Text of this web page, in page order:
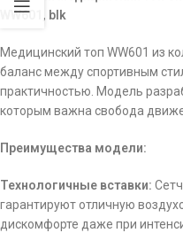
WW601, blk
Медицинский топ WW601 из
баланс между спортивным
практичностью. Модель
которым важна свобода
Преимущества модели:
Технологичные вставки:
гарантируют отличную
дискомфорте даже при